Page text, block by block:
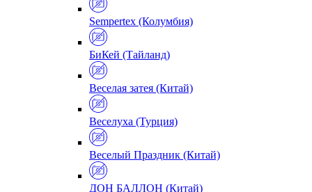
Sempertex (Колумбия)
БиКей (Тайланд)
Веселая затея (Китай)
Веселуха (Турция)
Веселый Праздник (Китай)
ДОН БАЛЛОН (Китай)